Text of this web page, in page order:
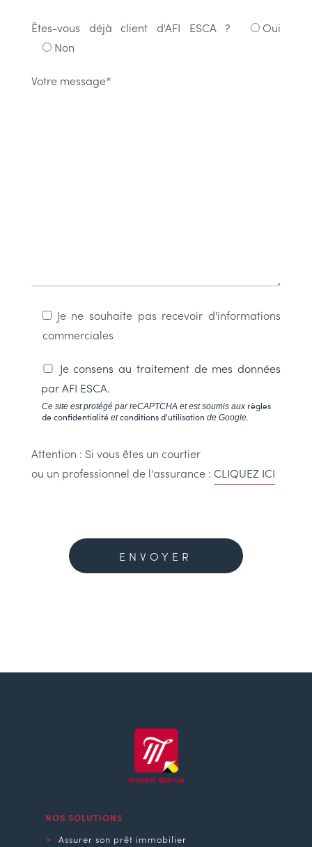
Êtes-vous déjà client d'AFI ESCA ?
Oui
Non
Votre message*
Je ne souhaite pas recevoir d'informations
commerciales
Je consens au traitement de mes données
parAFI ESCA.
Ce site est protégé par reCAPTCHA et est soumis aux règles
de confidentialitéetconditions d'utilisation de Google.
Attention : Si vous êtes un courtier
ou un professionnel de l'assurance : CLIQUEZ ICI
NOS SOLUTIONS
Assurer son prêt immobilier